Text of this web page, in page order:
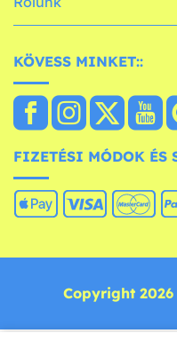
KÖVESS MINKET::
FIZETÉSI MÓDOK ÉS
Copyright